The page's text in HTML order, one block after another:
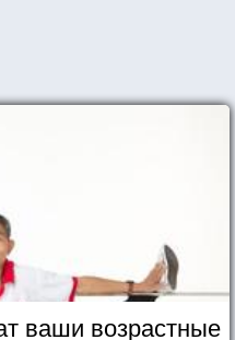
ваши возрастные